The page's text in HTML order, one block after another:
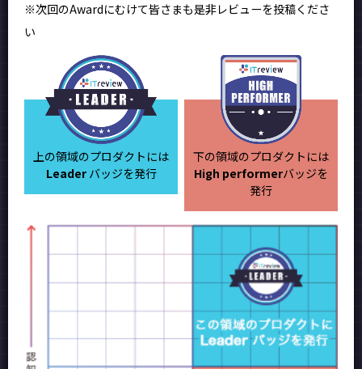
※次回のAwardにむけて皆さまも是非レビューを投稿くださ
い
上の領域のプロダクトには
Leaderバッジを発行
下の領域のプロダクトには
High performerバッジを
発行